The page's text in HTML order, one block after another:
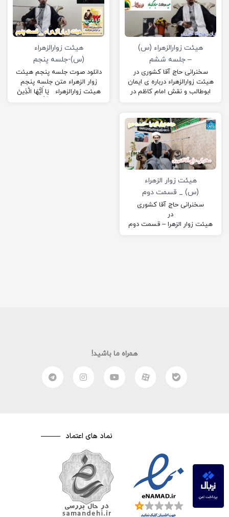
هیئت زوارالزهراء (س)
– جلسه ششم
سخنرانی حاج آقا کشوری در
هیئت زوارالزهراء درباره ی ایمان
ابوطالب و نقش امام کاظم در
هیئت زوارالزهراء
(س)-جلسه پنجم
دانلود صوت جلسه پنجم هیئت
زوار الزهراء متن جلسه پنجم
هیئت زوارالزهراء يَا أَيُّهَا الَّذِينَ
هیئت زوار الزهراء
(س) _ قسمت دوم
سخنرانی حاج آقا کشوری
در
هیئت زوار الزهرا – قسمت دوم
همراه ما باشید!
نماد های اعتماد